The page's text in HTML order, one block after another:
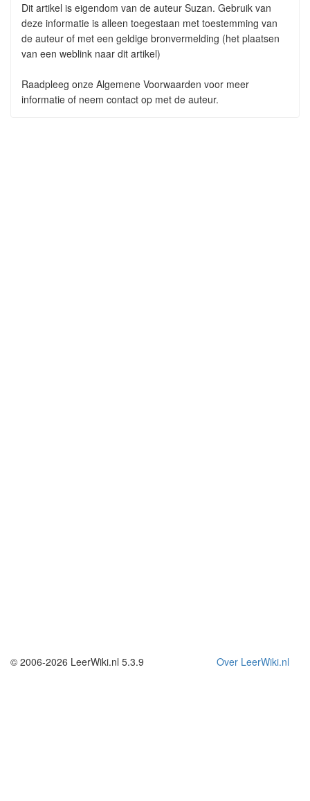
Dit artikel is eigendom van de auteur Suzan. Gebruik van
deze informatie is alleen toegestaan met toestemming van
de auteur of met een geldige bronvermelding (het plaatsen
van een weblink naar dit artikel)
Raadpleeg onze Algemene Voorwaarden voor meer
informatie of neem contact op met de auteur.
Over LeerWiki.nl
© 2006-2026 LeerWiki.nl 5.3.9